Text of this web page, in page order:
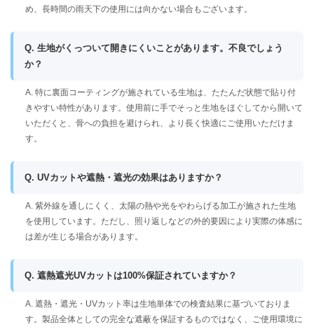
め、長時間の雨天下の使用には向かない場合もございます。
Q. 生地がくっついて開きにくいことがあります。不良でしょう
か？
A. 特に裏面コーティングが施されている生地は、たたんだ状態で貼り付
きやすい特性があります。使用前に手でそっと生地をほぐしてから開いて
いただくと、骨への負担を避けられ、より長く快適にご使用いただけま
す。
Q. UVカットや遮熱・遮光の効果はありますか？
A. 紫外線を通しにくく、太陽の熱や光をやわらげる加工が施された生地
を使用しています。ただし、照り返しなどの外的要因により実際の体感に
は差が生じる場合があります。
Q. 遮熱遮光UVカットは100%保証されていますか？
A. 遮熱・遮光・UVカット率は生地単体での検査結果に基づいておりま
す。製品全体としての完全な遮蔽を保証するものではなく、ご使用環境に